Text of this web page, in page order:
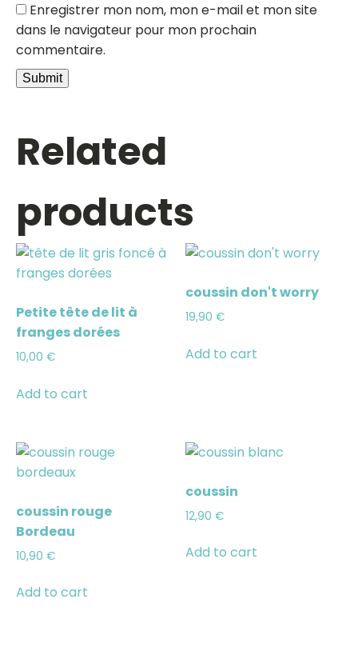
Enregistrer mon nom, mon e-mail et mon site
dans le navigateur pour mon prochain
commentaire.
Related
products
Petite tête de lit à
franges dorées
10,00 €
Add to cart
coussin don't worry
19,90€
Add to cart
coussin rouge
Bordeau
10,90 €
Add to cart
coussin
12,90€
Add to cart